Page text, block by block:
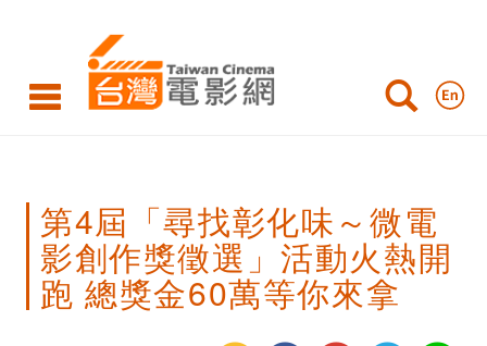
屆
找
味
第4屆「尋找彰化味～微電
影創作獎徵選」活動火熱開
跑 總獎金60萬等你來拿